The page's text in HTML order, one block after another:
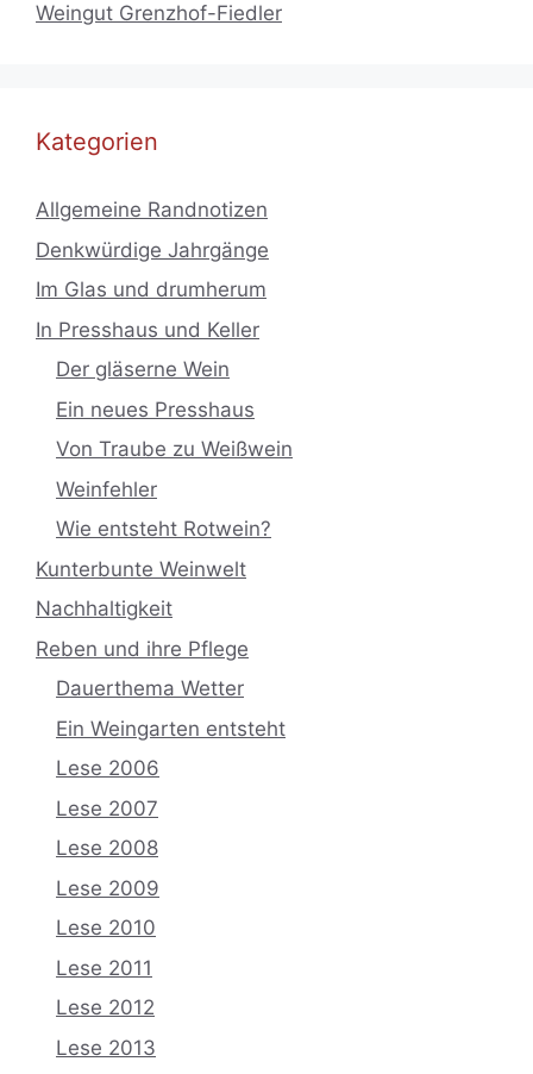
Weingut Grenzhof-Fiedler
Kategorien
Allgemeine Randnotizen
Denkwürdige Jahrgänge
Im Glas und drumherum
In Presshaus und Keller
Der gläserne Wein
Ein neues Presshaus
Von Traube zu Weißwein
Weinfehler
Wie entsteht Rotwein?
Kunterbunte Weinwelt
Nachhaltigkeit
Reben und ihre Pflege
Dauerthema Wetter
Ein Weingarten entsteht
Lese 2006
Lese 2007
Lese 2008
Lese 2009
Lese 2010
Lese 2011
Lese 2012
Lese 2013